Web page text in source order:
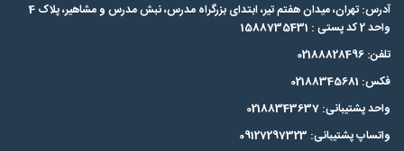
آدرس: تهران، میدان هفتم تیر، ابتدای بزرگراه مدرس،‌ نبش مدرس و مشاهیر، پلاک 4
واحد 2 کد پستی : 1588735431
تلفن: 02188828496
فکس: 02188345681
واحد پشتیبانی: 02188343637
واتساپ پشتیبانی: 09127297323